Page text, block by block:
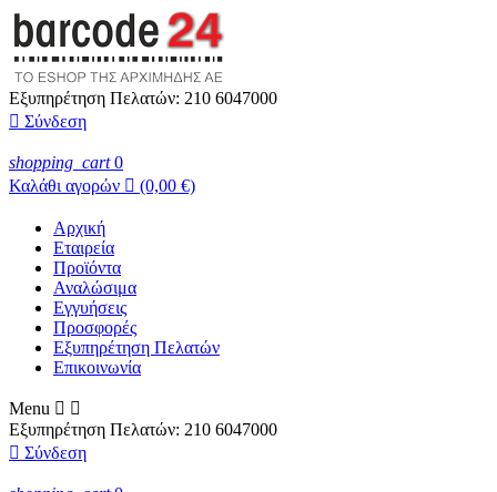
Εξυπηρέτηση Πελατών: 210 6047000
 Σύνδεση
shopping_cart 0
Καλάθι αγορών  (0,00 €)
Αρχική
Εταιρεία
Προϊόντα
Αναλώσιμα
Εγγυήσεις
Προσφορές
Εξυπηρέτηση Πελατών
Επικοινωνία
Menu  
Εξυπηρέτηση Πελατών: 210 6047000
 Σύνδεση